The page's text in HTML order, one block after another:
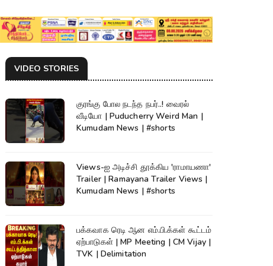
VIDEO STORIES
குரங்கு போல நடந்த நபர்..! வைரல்
வீடியோ | Puducherry Weird Man |
Kumudam News | #shorts
Views-ஐ அடிச்சி தூக்கிய 'ராமாயணா'
Trailer | Ramayana Trailer Views |
Kumudam News | #shorts
பக்கவாக ரெடி ஆன எம்.பி.க்கள் கூட்டம்
ஏற்பாடுகள் | MP Meeting | CM Vijay |
TVK | Delimitation